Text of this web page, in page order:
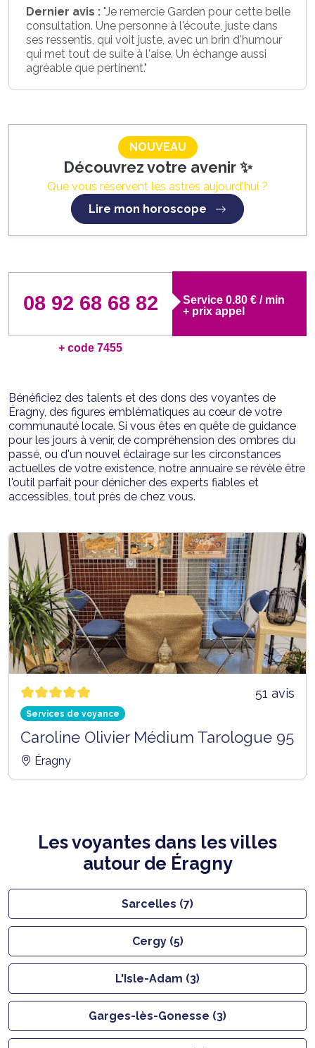
Dernier avis : "Je remercie Garden pour cette belle
consultation. Une personne à l'écoute, juste dans
ses ressentis, qui voit juste, avec un brin d'humour
qui met tout de suite à l'aise. Un échange aussi
agréable que pertinent."
NOUVEAU
Découvrez votre avenir ✨
Que vous réservent les astres aujourd'hui ?
Lire mon horoscope
08 92 68 68 82
+ code 7455
Service 0.80 € / min
+ prix appel
Bénéficiez des talents et des dons des voyantes de
Éragny, des figures emblématiques au cœur de votre
communauté locale. Si vous êtes en quête de guidance
pour les jours à venir, de compréhension des ombres du
passé, ou d'un nouvel éclairage sur les circonstances
actuelles de votre existence, notre annuaire se révèle être
l'outil parfait pour dénicher des experts fiables et
accessibles, tout près de chez vous.
51 avis
Services de voyance
Caroline Olivier Médium Tarologue 95
Éragny
Les voyantes dans les villes
autour de Éragny
Sarcelles (7)
Cergy (5)
L'Isle-Adam (3)
Garges-lès-Gonesse (3)